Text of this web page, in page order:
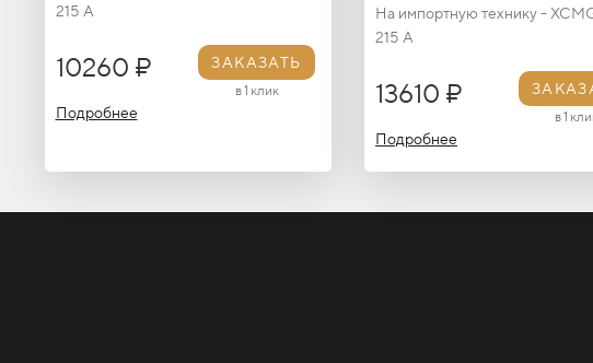
215 A
10260 ₽ ЗАКАЗАТЬ
в 1 клик
Подробнее
На импортную технику -
215 A
13610 ₽
в 1
Подробнее